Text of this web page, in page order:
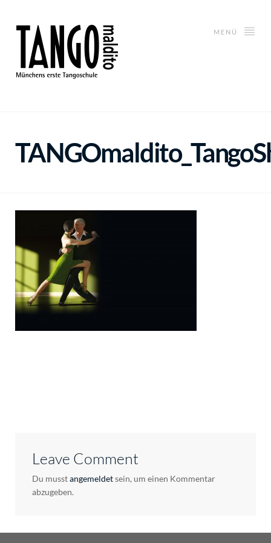
MENÜ
Leave Comment
Du musstangemeldetsein, um einen Kommentar
abzugeben.